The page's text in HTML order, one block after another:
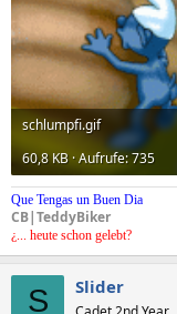
schlumpfi.gif
60,8 KB · Aufrufe: 735
Que Tengas un Buen Dia
CB|TeddyBiker
¿... heute schon gelebt?
S Slider